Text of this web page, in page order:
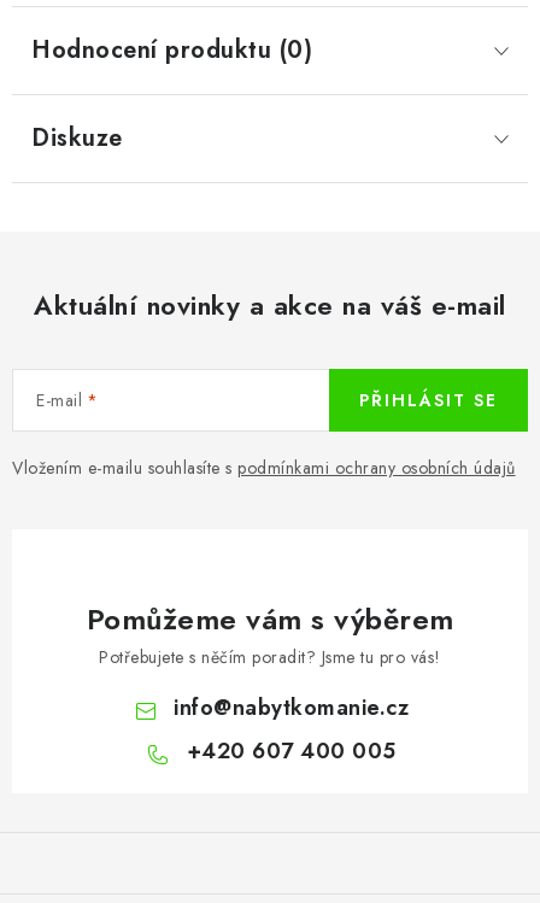
Hodnocení produktu (0)
Diskuze
Aktuální novinky a akce na váš e-mail
E-mail
Vložením e-mailu souhlasíte s podmínkami ochrany osobních údajů
PŘIHLÁSIT SE
Pomůžeme vám s výběrem
Potřebujete s něčím poradit? Jsme tu pro vás!
info@nabytkomanie.cz
+420 607 400 005